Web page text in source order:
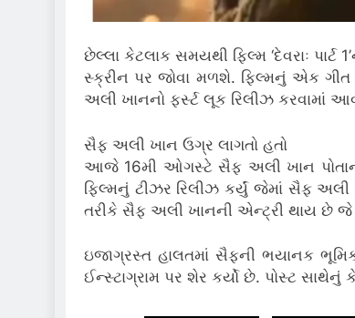
છેલ્લા કેટલાક સમયથી ફિલ્મ ‘દેવરાઃ
સ્ક્રીન પર જોવા મળશે. ફિલ્મનું એક
અલી ખાનનો ફર્સ્ટ લૂક રિલીઝ કરવામાં
સૈફ અલી ખાન ઉગ્ર લાગતો હતો
આજે 16મી ઓગસ્ટે સૈફ અલી ખાન પોતાનો
ફિલ્મનું ટીઝર રિલીઝ કર્યું જેમાં સૈફ
તરીકે સૈફ અલી ખાનની એન્ટ્રી થાય છે જે
ઇજાગ્રસ્ત હાલતમાં સૈફની ભયાનક
ઈન્સ્ટાગ્રામ પર શેર કર્યો છે. પોસ્ટ